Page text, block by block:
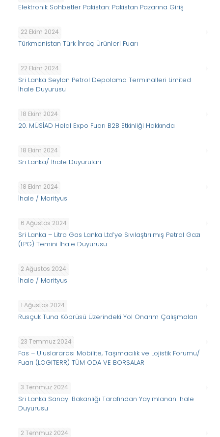
Elektronik Sohbetler Pakistan: Pakistan Pazarına Giriş
22 Ekim 2024
Türkmenistan Türk İhraç Ürünleri Fuarı
22 Ekim 2024
Sri Lanka Seylan Petrol Depolama Terminalleri Limited
İhale Duyurusu
18 Ekim 2024
20. MÜSİAD Helal Expo Fuarı B2B Etkinliği Hakkında
18 Ekim 2024
Sri Lanka/ İhale Duyuruları
18 Ekim 2024
İhale / Morityus
6 Ağustos 2024
Sri Lanka – Litro Gas Lanka Ltd’ye Sıvılaştırılmış Petrol Gazı
(LPG) Temini İhale Duyurusu
2 Ağustos 2024
İhale / Morityus
1 Ağustos 2024
Rusçuk Tuna Köprüsü Üzerindeki Yol Onarım Çalışmaları
23 Temmuz 2024
Fas – Uluslararası Mobilite, Taşımacılık ve Lojistik Forumu/
Fuarı (LOGITERR) TÜM ODA VE BORSALAR
3 Temmuz 2024
Sri Lanka Sanayi Bakanlığı Tarafından Yayımlanan İhale
Duyurusu
2 Temmuz 2024